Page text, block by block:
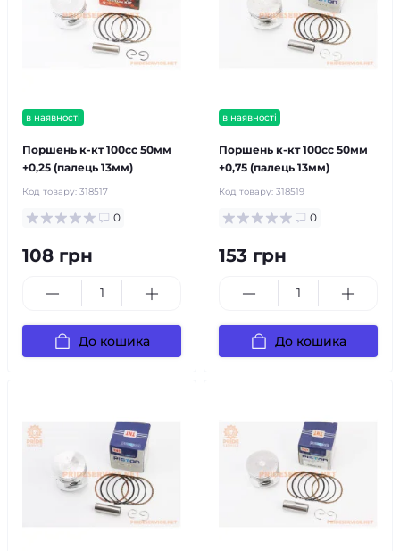
в наявності
Поршень к-кт 100cc 50мм
+0,25 (палець 13мм)
Код товару: 318517
0
108 грн
До кошика
в наявності
Поршень к-кт 100cc 50мм
+0,75 (палець 13мм)
Код товару: 318519
0
153 грн
До кошика